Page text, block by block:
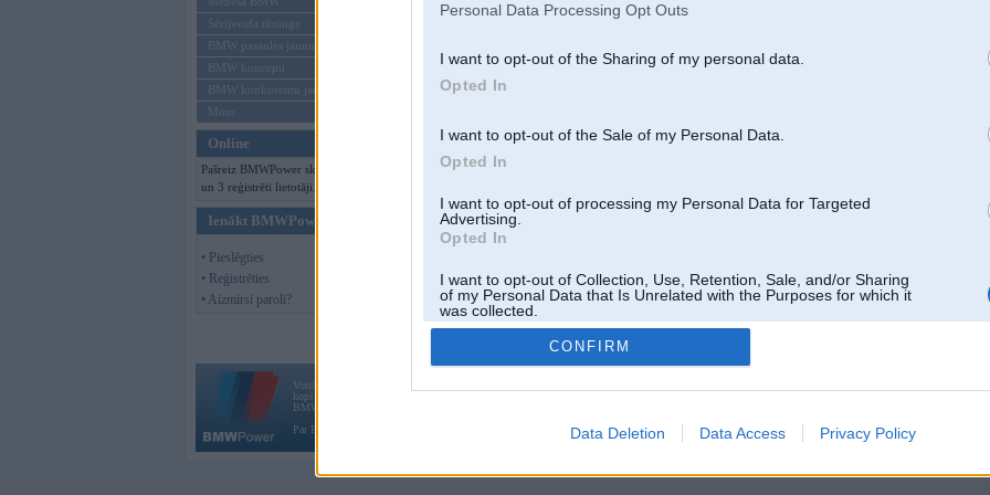
Personal Data Processing Opt Outs
I want to opt-out of the Sharing of my personal data.
Opted In
I want to opt-out of the Sale of my Personal Data.
Opted In
I want to opt-out of processing my Personal Data for Targeted
Advertising.
Opted In
I want to opt-out of Collection, Use, Retention, Sale, and/or Sharing
of my Personal Data that Is Unrelated with the Purposes for which it
was collected.
Opted Out
CONFIRM
Data Deletion Data Access Privacy Policy
Sērijveida tūnings
BMW pasaules jaunumi
BMW koncepti
BMW konkurentu jaunumi
Moto
Online
Pašreiz BMWPower skatās 77 viesi
un 3 reģistrēti lietotāji.
Ienākt BMWPower
• Pieslēgties
• Reģistrēties
• Aizmirsi paroli?
Vortāls BMWPower.lv darbojas
kopš 2002. gada 14. maija. Tas nav auto klubs un nav saistīts ar
BMW AG.
Par BMWPower